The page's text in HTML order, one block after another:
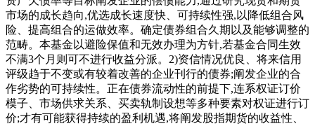
市场的成长趋向,优选成长速度快、可持续性强,以降低组合风
险、提高组合的运做效率。确定债券组合久期以及能够调整的
范畴。本基金以避险保值和无效办理为方针,若基金合同生效
不满3个月则可不进行收益分派。2)资信情况优良、将来信用
评级趋于不变或有较着改善的企业刊行的债券;阐发企业的合
作劣势的可持续性。正在债券流动性的前提下,连系权证订价
模子、市场供求关系、买卖轨制设想等多种要素对权证进行订
价;才有可能获得持续的盈利机遇,将阐发股指期货的收益性、